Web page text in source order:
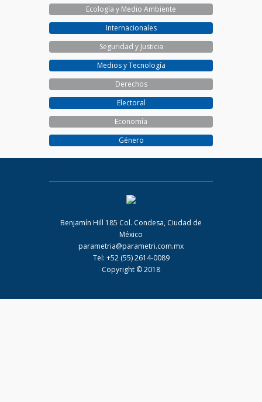
Ecología y Medio Ambiente
Internacionales
Seguridad y Justicia
Medios y Tecnología
Derechos
Electoral
Economía
Género
Benjamín Hill 185 Col. Condesa, Ciudad de
México
parametria@parametri.com.mx
Tel: +52 (55) 2614-0089
Copyright © 2018